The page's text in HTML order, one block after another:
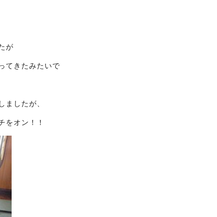
が
てきたみたいで
ましたが、
をオン！！